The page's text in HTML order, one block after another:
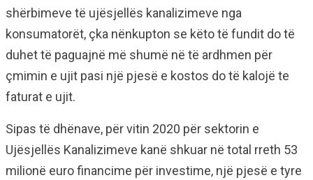
shërbimeve të ujësjellës kanalizimeve nga
konsumatorët, çka nënkupton se këto të fundit do të
duhet të paguajnë më shumë në të ardhmen për
çmimin e ujit pasi një pjesë e kostos do të kalojë te
faturat e ujit.
Sipas të dhënave, për vitin 2020 për sektorin e
Ujësjellës Kanalizimeve kanë shkuar në total rreth 53
milionë euro financime për investime, një pjesë e tyre